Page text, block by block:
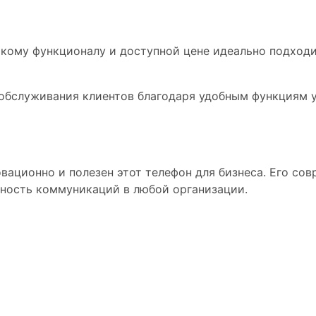
функционалу и доступной цене идеально
клиентов благодаря удобным функциям
и полезен этот телефон для бизнеса. Его
коммуникаций в любой организации.